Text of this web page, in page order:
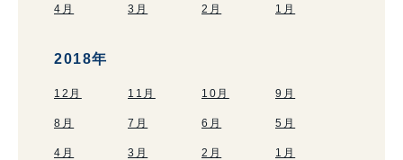
4月 3月 2月 1月
2018年
12月 11月 10月 9月
8月 7月 6月 5月
4月 3月 2月 1月